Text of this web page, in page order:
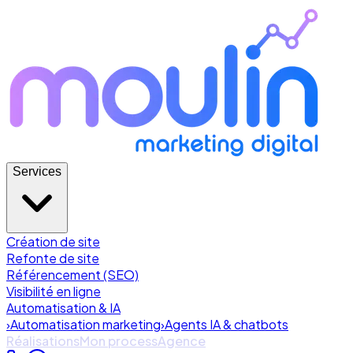
Services
Création de site
Refonte de site
Référencement (SEO)
Visibilité en ligne
Automatisation & IA
›Automatisation marketing›Agents IA & chatbots
RéalisationsMon processAgence